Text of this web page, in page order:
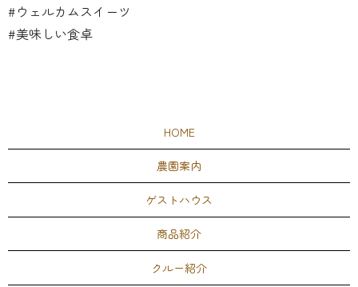
#ウェルカムスイーツ
#美味しい食卓
HOME
農園案内
ゲストハウス
商品紹介
クルー紹介